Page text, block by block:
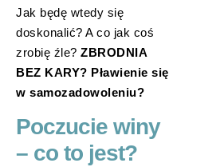
Jak będę wtedy się
doskonalić? A co jak coś
zrobię źle? ZBRODNIA
BEZ KARY? Pławienie się
w samozadowoleniu?
Poczucie winy
– co to jest?